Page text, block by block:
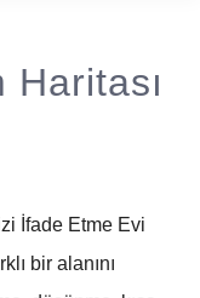
İfade Etme Evi
bir alanını